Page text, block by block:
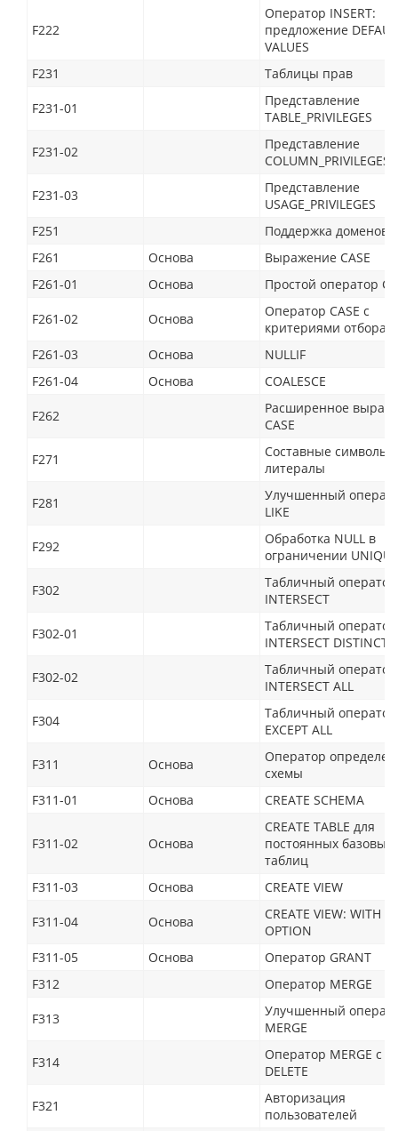
F222
Оператор INSERT:
предложение
VALUES
F231
Таблицы прав
F231-01
Представление
TABLE_PRIVILEGES
F231-02
Представление
COLUMN_PRIVILEGES
F231-03
Представление
USAGE_PRIVILEGES
F251
Поддержка доменов
F261
Основа
Выражение CASE
F261-01
Основа Простой оператор
F261-02 Основа
Оператор CASE с
критериями отбора
F261-03
Основа
NULLIF
F261-04
Основа COALESCE
F262
Расширенное
CASE
F271
Составные
литералы
F281
Улучшенный
LIKE
F292
Обработка NULL в
ограничении UNIQUE
F302
Табличный оператор
INTERSECT
F302-01
Табличный оператор
INTERSECT DISTINCT
F302-02
Табличный оператор
INTERSECT ALL
F304
Табличный оператор
EXCEPT ALL
F311 Основа
Оператор
схемы
F311-01
Основа CREATE SCHEMA
F311-02 Основа
CREATE TABLE для
постоянных базовых
таблиц
F311-03
Основа CREATE VIEW
F311-04 Основа
CREATE VIEW: WITH
OPTION
F311-05
Основа
Оператор GRANT
F312
Оператор MERGE
F313
Улучшенный
MERGE
F314
Оператор MERGE с
DELETE
F321
Авторизация
пользователей